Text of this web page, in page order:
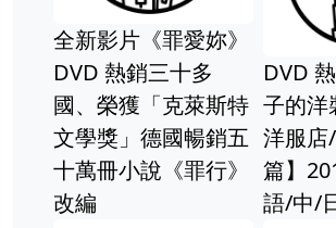
全新影片《罪愛妳》
DVD 熱銷三十多
國、榮獲「克萊斯特
文學獎」德國暢銷五
十萬冊小說《罪行》
改編
DVD
子的洋
洋服店
篇】
語/中/